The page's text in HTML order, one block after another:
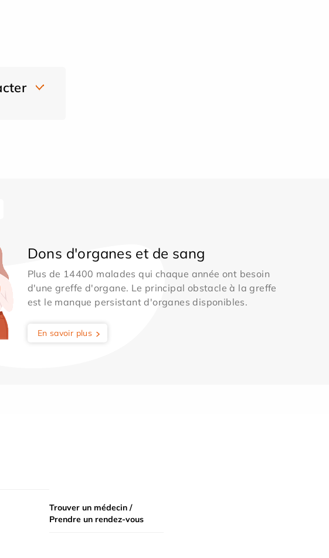
Dons d'organes et de sang
Plus de 14400 malades qui chaque année ont besoin
d'une greffe d'organe. Le principal obstacle à la greffe
est le manque persistant d'organes disponibles.
En savoir plus
Trouver un médecin /
Prendre un rendez-vous